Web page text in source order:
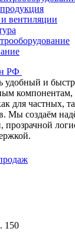
вентиляции
РФ
удобный и
для частных,
Мы создаём
прозрачной
150